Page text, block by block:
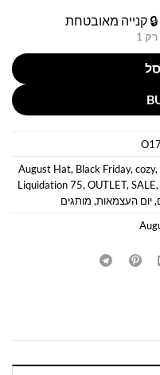
קנייה מאובטחת
1
August Hat, Black Friday,cozy,
Liquidation 75,OUTLET,SALE,
,יום העצמאות, מותגים